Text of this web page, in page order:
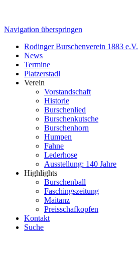
Navigation überspringen
Rodinger Burschenverein 1883 e.V.
News
Termine
Platzerstadl
Verein
Vorstandschaft
Historie
Burschenlied
Burschenkutsche
Burschenhorn
Humpen
Fahne
Lederhose
Ausstellung: 140 Jahre
Highlights
Burschenball
Faschingszeitung
Maitanz
Preisschafkopfen
Kontakt
Suche